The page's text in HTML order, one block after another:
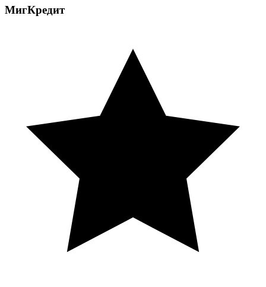
МигКредит